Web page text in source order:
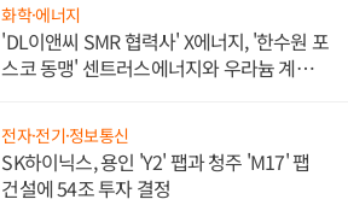
화학·에너지
'DL이앤씨 SMR 협력사' X에너지, '한수원 포
스코 동맹' 센트러스에너지와 우라늄 계약
전자·전기·정보통신
SK하이닉스, 용인 'Y2' 팹과 청주 'M17' 팹
건설에 54조 투자 결정